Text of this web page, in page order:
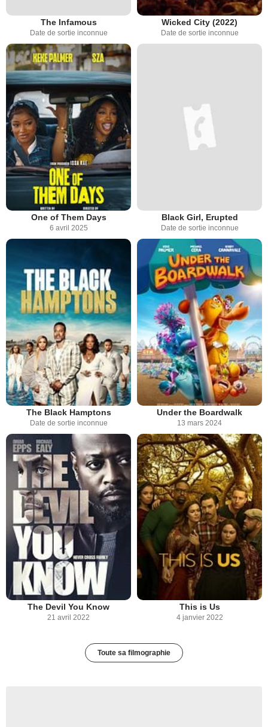
The Infamous
Date de sortie inconnue
Wicked City (2022)
Date de sortie inconnue
One of Them Days
6 avril 2025
Black Girl, Erupted
Date de sortie inconnue
The Black Hamptons
Date de sortie inconnue
Under the Boardwalk
13 mars 2024
The Devil You Know
21 avril 2022
This is Us
4 janvier 2022
Toute sa filmographie